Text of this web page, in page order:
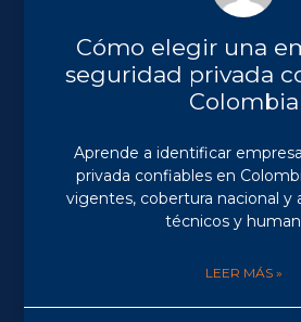
Cómo elegir una
seguridad privada
Colombia
Aprende a identificar
privada confiables en
vigentes, cobertura nacional y
técnicos y
LEER MÁS »